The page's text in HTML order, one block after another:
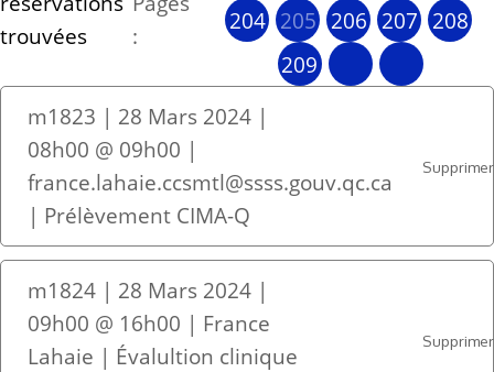
trouvées
:
204 205 206 207 208
209
m1823 | 28 Mars 2024 |
08h00 @ 09h00 |
france.lahaie.ccsmtl@ssss.gouv.qc.ca
| Prélèvement CIMA-Q
Supprimer
m1824 | 28 Mars 2024 |
09h00 @ 16h00 | France
Lahaie | Évalultion clinique
Supprimer